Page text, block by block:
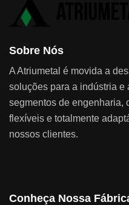
Sobre Nós
A Atriumetal é movida a
soluções para a indústria e
segmentos de engenharia,
flexíveis e totalmente
nossos clientes.
Conheça Nossa